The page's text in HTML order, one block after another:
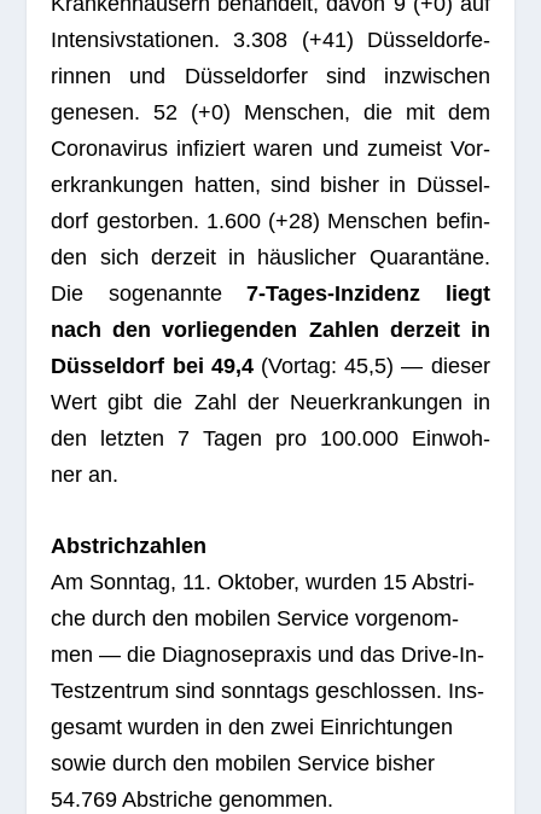
Inten­siv­sta­tio­nen. 3.308 (+41) Düs­sel­dor­fe­
rin­nen und Düs­sel­dor­fer sind inzwi­schen
gene­sen. 52 (+0) Men­schen, die mit dem
Coro­na­vi­rus infi­ziert waren und zumeist Vor­
er­kran­kun­gen hat­ten, sind bis­her in Düs­sel­
dorf gestor­ben. 1.600 (+28) Men­schen befin­
den sich der­zeit in häus­li­cher Qua­ran­täne.
Die soge­nannte7‑Ta­ges-Inzi­denz liegt
nach den vor­lie­gen­den Zah­len der­zeit in
Düs­sel­dorf bei 49,4(Vor­tag: 45,5) — die­ser
Wert gibt die Zahl der Neu­erkran­kun­gen in
den letz­ten 7 Tagen pro 100.000 Ein­woh­
ner an.
Abstrich­zah­len
Am Sonn­tag, 11. Okto­ber, wur­den 15 Abstri­
che durch den mobi­len Ser­vice vor­ge­nom­
men — die Dia­gno­se­pra­xis und das Drive-In-
Test­zen­trum sind sonn­tags geschlos­sen. Ins­
ge­samt wur­den in den zwei Ein­rich­tun­gen
sowie durch den mobi­len Ser­vice bis­her
54.769 Abstri­che genommen.